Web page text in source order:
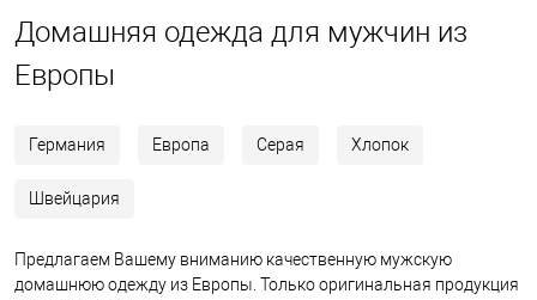
Домашняя одежда для мужчин из
Европы
Германия Европа Серая Хлопок
Швейцария
Предлагаем Вашему вниманию качественную мужскую
домашнюю одежду из Европы. Только оригинальная продукция